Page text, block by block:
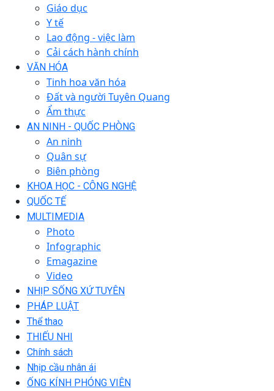
Giáo dục
Y tế
Lao động - việc làm
Cải cách hành chính
VĂN HÓA
Tinh hoa văn hóa
Đất và người Tuyên Quang
Ẩm thực
AN NINH - QUỐC PHÒNG
An ninh
Quân sự
Biên phòng
KHOA HỌC - CÔNG NGHỆ
QUỐC TẾ
MULTIMEDIA
Photo
Infographic
Emagazine
Video
NHỊP SỐNG XỨ TUYÊN
PHÁP LUẬT
Thể thao
THIẾU NHI
Chính sách
Nhịp cầu nhân ái
ỐNG KÍNH PHÓNG VIÊN